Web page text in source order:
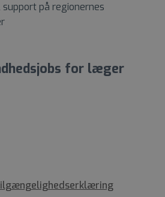
på regionernes
for læger